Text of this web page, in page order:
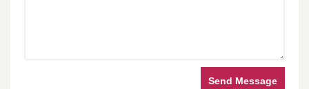
Send Message